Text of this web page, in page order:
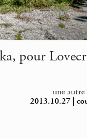
pour
une autre
2013.10.27 |